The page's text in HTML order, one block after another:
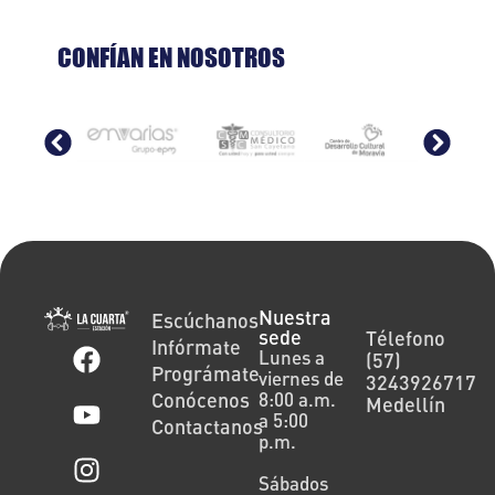
CONFÍAN EN NOSOTROS
Escúchanos
Infórmate
Prográmate
Conócenos
Contactanos
Nuestra
sede
Lunes a
viernes de
8:00 a.m.
a 5:00
p.m.
Sábados
Télefono
(57)
3243926717
Medellín